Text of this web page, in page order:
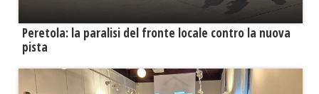
Peretola: la paralisi del fronte locale contro la nuova
pista